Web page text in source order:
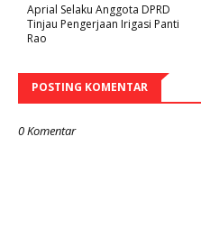
Aprial Selaku Anggota DPRD
Tinjau Pengerjaan Irigasi Panti
Rao
POSTING KOMENTAR
0 Komentar